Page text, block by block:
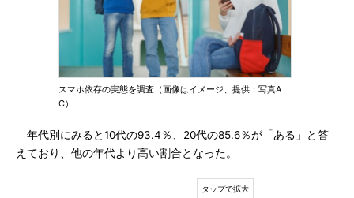
スマホ依存の実態を調査（画像はイメージ、提供：写真A
C）
年代別にみると10代の93.4％、20代の85.6％が「ある」と答
えており、他の年代より高い割合となった。